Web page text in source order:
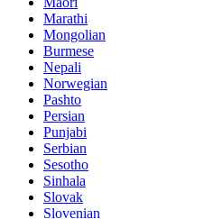
Marathi
Mongolian
Burmese
Nepali
Norwegian
Pashto
Persian
Punjabi
Serbian
Sesotho
Sinhala
Slovak
Slovenian